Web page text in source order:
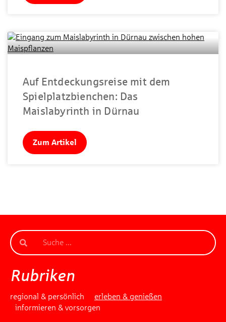
Auf Entdeckungsreise mit dem
Spielplatzbienchen: Das
Maislabyrinth in Dürnau
Zum Artikel
Rubriken
regional & persönlich
erleben & genießen
informieren & vorsorgen